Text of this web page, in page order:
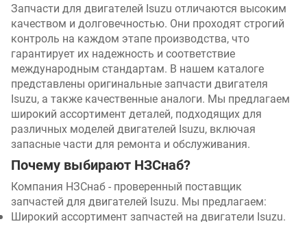
D50001205111
Штуцер
выхлопной
трубы
YUCHAI
D70051005041 Маховик YUCHAI
D71053800100A
Датчик
температуры
воды
YUCHAI
D73093800D50
Жгут проводов
измерительного
бокового
YUCHAI
Запчасти для двигателей Isuzu отличаются высоким
качеством и долговечностью. Они проходят строгий
контроль на каждом этапе производства, что
гарантирует их надежность и соответствие
международным стандартам. В нашем каталоге
представлены оригинальные запчасти двигателя
Isuzu, а также качественные аналоги. Мы предлагаем
широкий ассортимент деталей, подходящих для
различных моделей двигателей Isuzu, включая
запасные части для ремонта и обслуживания.
Почему выбирают НЗСнаб?
Компания НЗСнаб - проверенный поставщик
запчастей для двигателей Isuzu. Мы предлагаем:
Широкий ассортимент запчастей на двигатели Isuzu.